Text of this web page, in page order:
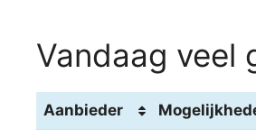
Vandaag veel
Aanbieder